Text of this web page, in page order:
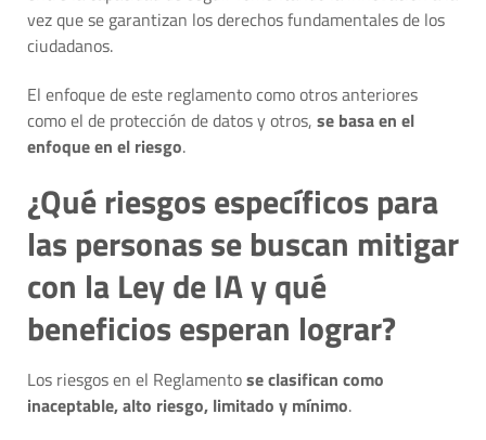
vez que se garantizan los derechos fundamentales de los
ciudadanos.
El enfoque de este reglamento como otros anteriores
como el de protección de datos y otros, se basa en el
enfoque en el riesgo.
¿Qué riesgos específicos para
las personas se buscan mitigar
con la Ley de IA y qué
beneficios esperan lograr?
Los riesgos en el Reglamentose clasifican como
inaceptable, alto riesgo, limitado y mínimo.